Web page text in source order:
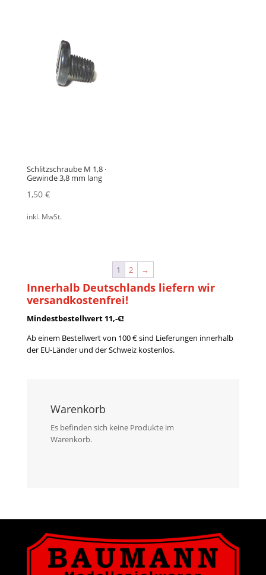
Innerhalb Deutschlands liefern wir
versandkostenfrei!
Mindestbestellwert 11,-€!
Ab einem Bestellwert von 100 € sind Lieferungen innerhalb
der EU-Länder und der Schweiz kostenlos.
Warenkorb
Es befinden sich keine Produkte im
Warenkorb.
Schlitzschraube M 1,8 ·
Gewinde 3,8 mm lang
1,50 €
inkl. MwSt.
1 2 →